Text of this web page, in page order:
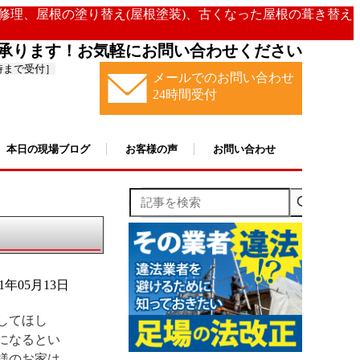
、屋根の塗り替え(屋根塗装)、古くなった屋根の葺き替え
ります！お気軽にお問い合わせください
で受付］
メールでのお問い合わせ
24時間受付
本日の現場ブログ お客様の声 お問い合わせ
05月13日
てほし
なるとい
記事を検索